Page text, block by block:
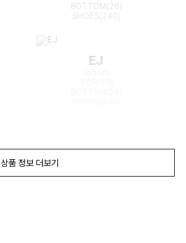
BOTTOM(26)
EJ
상품 정보 더보기